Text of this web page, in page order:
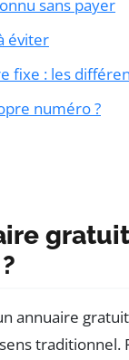
sans payer
éviter
fixe : les
numéro ?
annuaire
traditionnel.